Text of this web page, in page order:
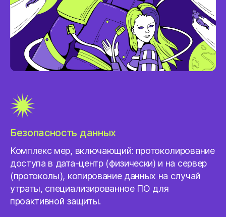
Безопасность данных
Комплекс мер, включающий: протоколирование
доступа в дата-центр (физически) и на сервер
(протоколы), копирование данных на случай
утраты, специализированное ПО для
проактивной защиты.